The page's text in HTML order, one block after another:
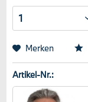
Merken
Artikel-Nr.: